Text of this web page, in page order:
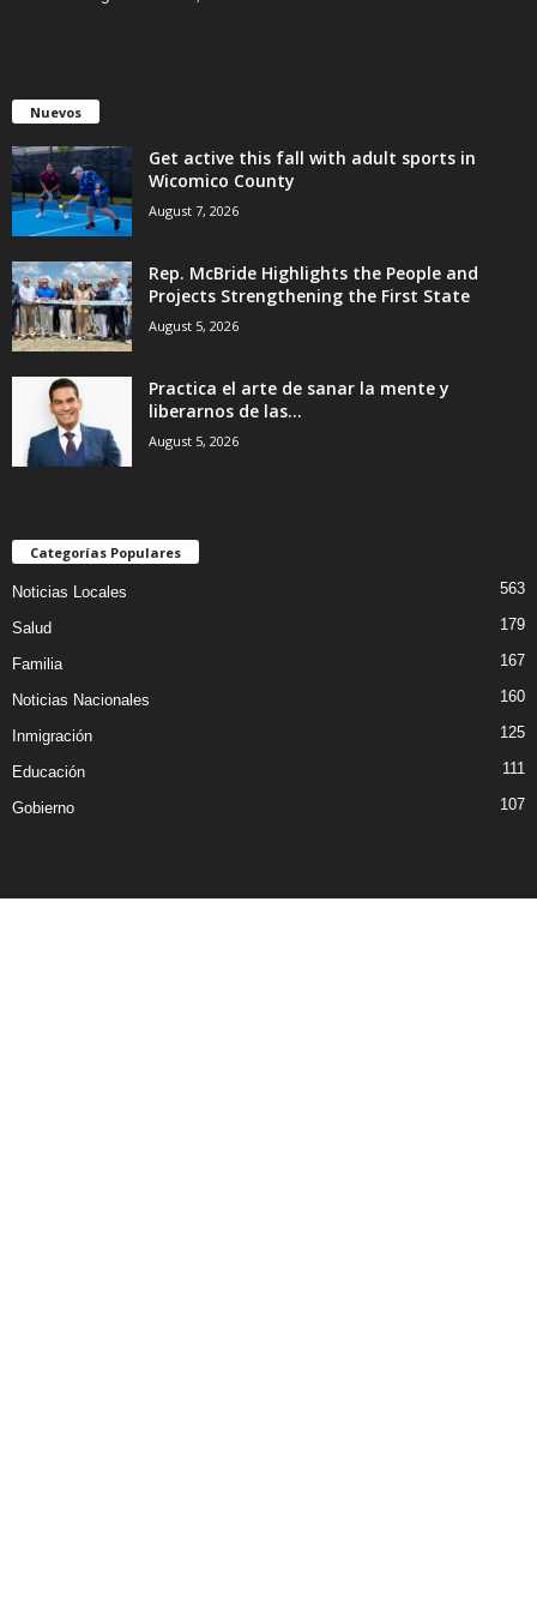
Nuevos
Get active this fall with adult sports in
Wicomico County
August 7, 2026
Rep. McBride Highlights the People and
Projects Strengthening the First State
August 5, 2026
Practica el arte de sanar la mente y
liberarnos de las...
August 5, 2026
Categorías Populares
Noticias Locales 563
Salud 179
Familia 167
Noticias Nacionales 160
Inmigración 125
Educación 111
Gobierno 107